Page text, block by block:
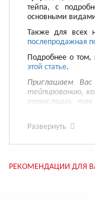
тейпа, с
основными
Также для всех
послепродажная
Подробнее о том,
этой статье.
Приглашаем
тейпированию,
трансляции,
Развернуть
РЕКОМЕНДАЦИИ ДЛЯ